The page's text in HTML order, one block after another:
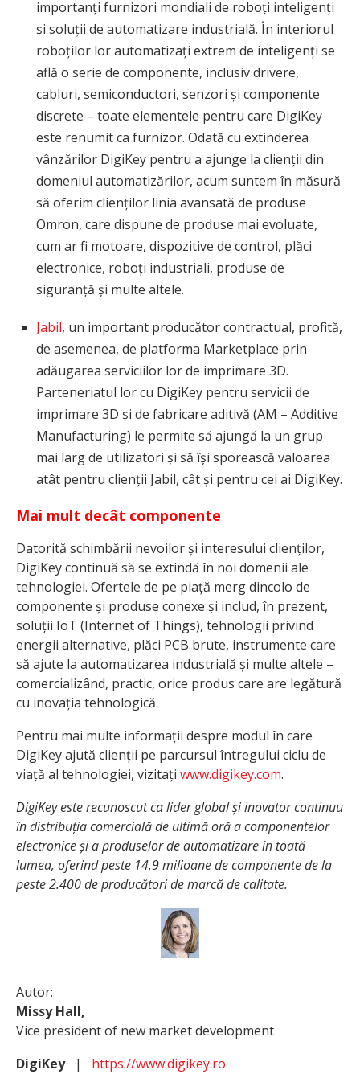
importanți furnizori mondiali de roboți inteligenți
și soluții de automatizare industrială. În interiorul
roboților lor automatizați extrem de inteligenți se
află o serie de componente, inclusiv drivere,
cabluri, semiconductori, senzori și componente
discrete – toate elementele pentru care DigiKey
este renumit ca furnizor. Odată cu extinderea
vânzărilor DigiKey pentru a ajunge la clienții din
domeniul automatizărilor, acum suntem în măsură
să oferim clienților linia avansată de produse
Omron, care dispune de produse mai evoluate,
cum ar fi motoare, dispozitive de control, plăci
electronice, roboți industriali, produse de
siguranță și multe altele.
Jabil, un important producător contractual, profită,
de asemenea, de platforma Marketplace prin
adăugarea serviciilor lor de imprimare 3D.
Parteneriatul lor cu DigiKey pentru servicii de
imprimare 3D și de fabricare aditivă (AM – Additive
Manufacturing) le permite să ajungă la un grup
mai larg de utilizatori și să își sporească valoarea
atât pentru clienții Jabil, cât și pentru cei ai DigiKey.
Mai mult decât componente
Datorită schimbării nevoilor și interesului clienților,
DigiKey continuă să se extindă în noi domenii ale
tehnologiei. Ofertele de pe piață merg dincolo de
componente și produse conexe și includ, în prezent,
soluții IoT (Internet of Things), tehnologii privind
energii alternative, plăci PCB brute, instrumente care
să ajute la automatizarea industrială și multe altele –
comercializând, practic, orice produs care are legătură
cu inovația tehnologică.
Pentru mai multe informații despre modul în care
DigiKey ajută clienții pe parcursul întregului ciclu de
viață al tehnologiei, vizitați www.digikey.com.
DigiKey este recunoscut ca lider global și inovator continuu
în distribuția comercială de ultimă oră a componentelor
electronice și a produselor de automatizare în toată
lumea, oferind peste 14,9 milioane de componente de la
peste 2.400 de producători de marcă de calitate.
Autor:
Missy Hall,
Vice president of new market development
DigiKey| https://www.digikey.ro